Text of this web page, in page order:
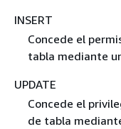
INSERT
Concede el
tabla mediante
UPDATE
Concede el
de tabla